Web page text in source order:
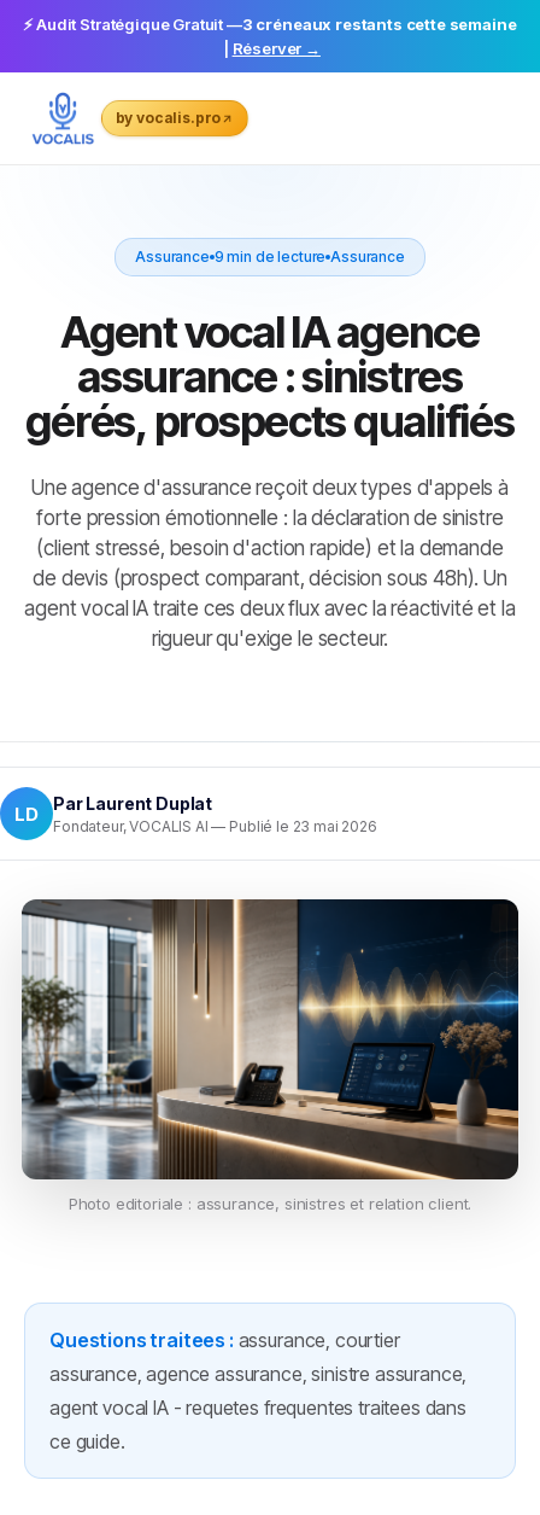
⚡ Audit Stratégique Gratuit —3 créneaux restants cette semaine
Réserver →
by vocalis.pro
Assurance 9 min de lecture Assurance
Agent vocal IA agence
assurance : sinistres
gérés, prospects qualifiés
Une agence d'assurance reçoit deux types d'appels à
forte pression émotionnelle : la déclaration de sinistre
(client stressé, besoin d'action rapide) et la demande
de devis (prospect comparant, décision sous 48h). Un
agent vocal IA traite ces deux flux avec la réactivité et la
rigueur qu'exige le secteur.
LD ParLaurent Duplat
Fondateur, VOCALIS AI — Publié le 23 mai 2026
Photo editoriale : assurance, sinistres et relation client.
Questions traitees : assurance, courtier
assurance, agence assurance, sinistre assurance,
agent vocal IA - requetes frequentes traitees dans
ce guide.